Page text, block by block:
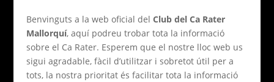
Benvinguts a la web oficial del Club del Ca Rater
Mallorquí, aquí podreu trobar tota la informació
sobre el Ca Rater. Esperem que el nostre lloc web us
sigui agradable, fàcil d’utilitzar i sobretot útil per a
tots, la nostra prioritat és facilitar tota la informació